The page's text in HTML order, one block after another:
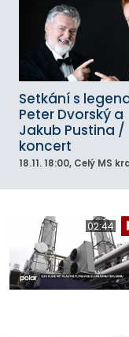
Setkání s
Peter Dvorský a
Jakub Pustina /
koncert
18.11. 18:00, Celý MS
02:44